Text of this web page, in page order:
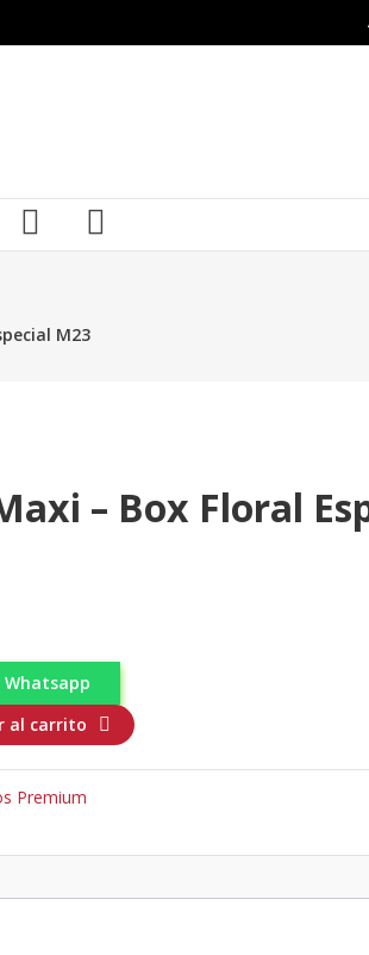
M23
– Box Floral
Whatsapp
al carrito
Premium